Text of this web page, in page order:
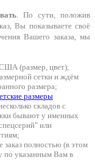
. По сути, положив
Вы показываете своё
Вашего заказа, мы
(размер, цвет);
сетки и ждём
размера;
размеры
складов с
бывают у именных
или
заказ полностью (в этом
по указанным Вам в